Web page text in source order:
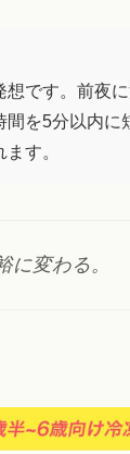
想です。前夜
間を5分以内に
す。
変わる。